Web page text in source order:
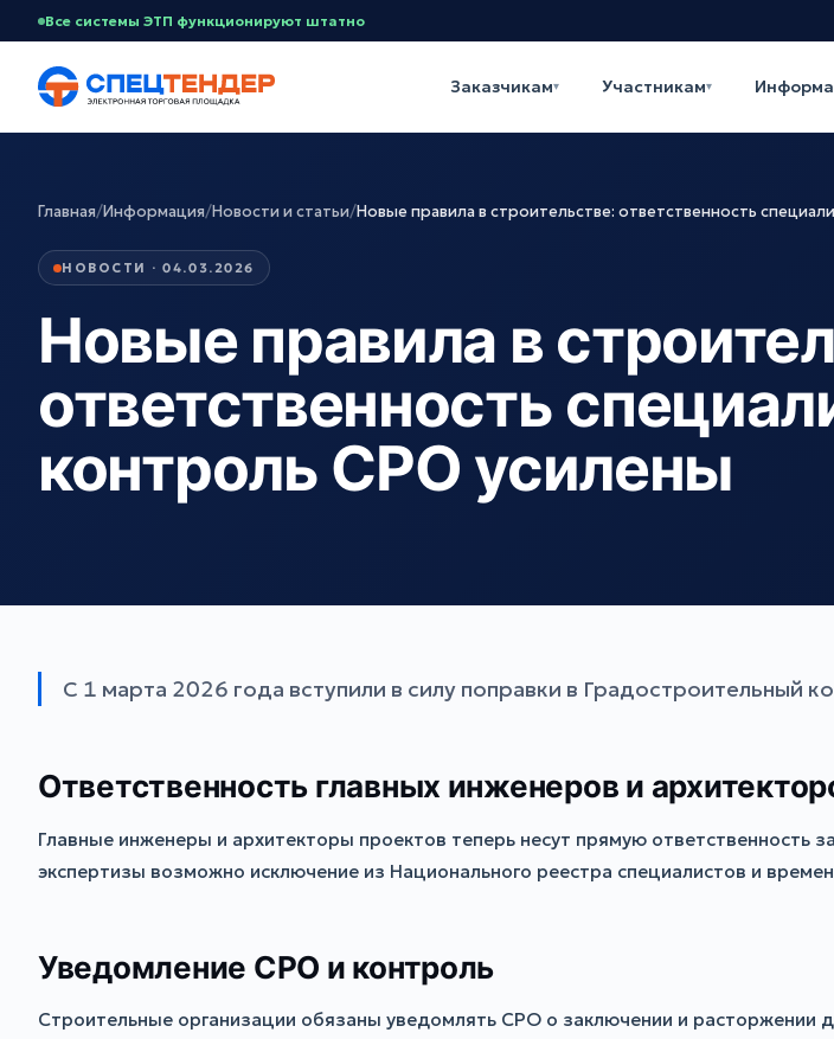
Все системы ЭТП функционируют штатно
Заказчикам▾ Участникам▾
Главная/Информация/Новости и статьи/Новые правила в строительстве: ответственность
НОВОСТИ · 04.03.2026
Новые правила в
ответственность
контроль СРО усилены
С 1 марта 2026 года вступили в силу поправки в Градостроительный
Ответственность главных инженеров и
Главные инженеры и архитекторы проектов теперь несут прямую ответственность
экспертизы возможно исключение из Национального реестра специалистов и
Уведомление СРО и контроль
Строительные организации обязаны уведомлять СРО о заключении и расторжении